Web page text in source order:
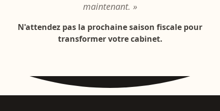
maintenant. »
N'attendez pas la prochaine saison fiscale pour
transformer votre cabinet.